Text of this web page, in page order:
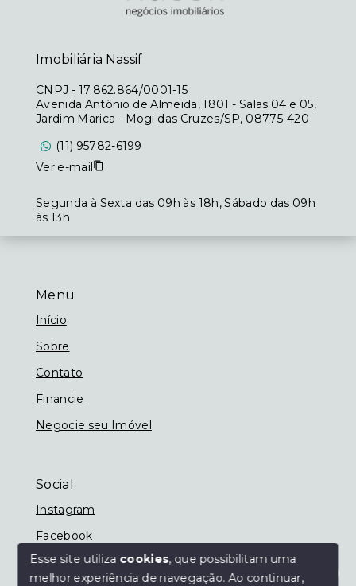
Menu
Início
Sobre
Contato
Financie
Negocie seu Imóvel
Social
Instagram
Facebook
Imobiliária Nassif
CNPJ - 17.862.864/0001-15
Avenida Antônio de Almeida, 1801 - Salas 04 e 05,
Jardim Marica - Mogi das Cruzes/SP, 08775-420
(11) 95782-6199
Ver e-mail
Segunda à Sexta das 09h às 18h, Sábado das 09h
às 13h
Esse site utiliza cookies, que possibilitam uma
melhor experiência de navegação.Ao continuar,